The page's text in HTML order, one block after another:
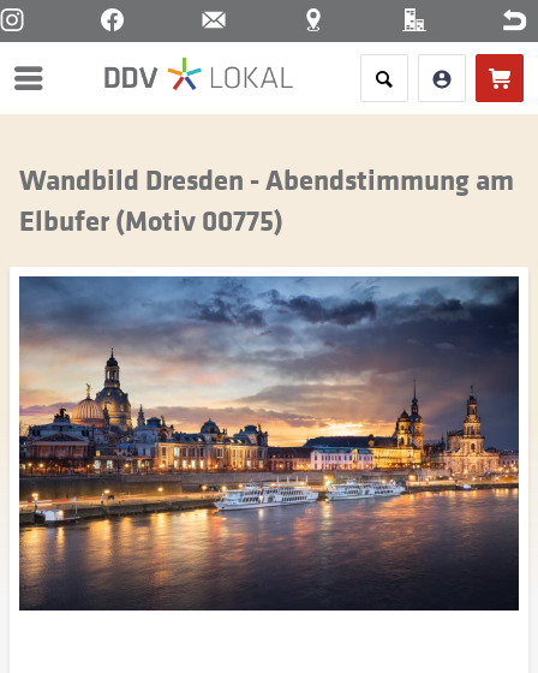
Menü
Wandbild Dresden - Abendstimmung am
Elbufer (Motiv 00775)